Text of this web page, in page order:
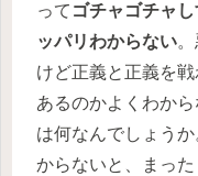
って ゴチャゴチャ
ッパリわからない
けど正義と正義を
あるのかよくわか
は何なんでしょう
からないと、まっ